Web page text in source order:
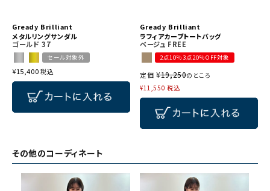
Gready Brilliant
メタルリングサンダル
ゴールド 37
セール対象外
¥15,400 税込
Gready Brilliant
ラフィアカーブトートバッグ
ベージュ FREE
2点10％3点20％OFF対象
定価 ¥19,250のところ
¥11,550 税込
その他のコーディネート